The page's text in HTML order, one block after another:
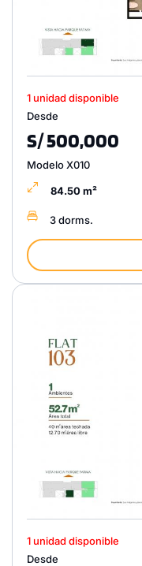
1 unidad disponible
Desde
S/ 500,000
Modelo X010
84.50 m²
3 dorms.
1 unidad disponible
Desde